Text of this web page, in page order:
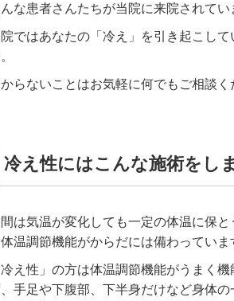
な患者さんたちが当院に来院されてい
ではあなたの「冷え」を引き起こし
らないことはお気軽に何でもご相談く
冷え性にはこんな施術をし
間は気温が変化しても一定の体温に保と
温調節機能がからだには備わっていま
冷え性」の方は体温調節機能がうまく機
手足や下腹部、下半身だけなど身体の